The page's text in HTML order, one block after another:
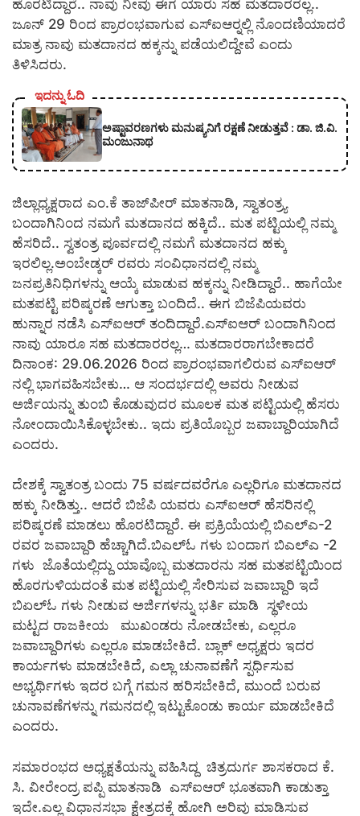
ಹೊರಟಿದ್ದಾರೆ.. ನಾವು ನೀವು ಈಗ ಯಾರು ಸಹ ಮತದಾರರಲ್ಲ..
ಜೂನ್ 29 ರಿಂದ ಪ್ರಾರಂಭವಾಗುವ ಎಸ್‍ಐಆರ್‍ನಲ್ಲಿ ನೊಂದಣಿಯಾದರೆ
ಮಾತ್ರ ನಾವು ಮತದಾನದ ಹಕ್ಕನ್ನು ಪಡೆಯಲಿದ್ದೇವೆ ಎಂದು
ತಿಳಿಸಿದರು.
ಇದನ್ನು ಓದಿ
ಅಷ್ಟಾವರಣಗಳು ಮನುಷ್ಯನಿಗೆ ರಕ್ಷಣೆ ನೀಡುತ್ತವೆ : ಡಾ. ಜಿ.ವಿ.
ಮಂಜುನಾಥ
ಜಿಲ್ಲಾಧ್ಯಕ್ಷರಾದ ಎಂ.ಕೆ ತಾಜ್‍ಪೀರ್ ಮಾತನಾಡಿ, ಸ್ವಾತಂತ್ರ್ಯ
ಬಂದಾಗಿನಿಂದ ನಮಗೆ ಮತದಾನದ ಹಕ್ಕಿದೆ.. ಮತ ಪಟ್ಟಿಯಲ್ಲಿ ನಮ್ಮ
ಹೆಸರಿದೆ.. ಸ್ವತಂತ್ರ ಪೂರ್ವದಲ್ಲಿ ನಮಗೆ ಮತದಾನದ ಹಕ್ಕು
ಇರಲಿಲ್ಲ.ಅಂಬೇಡ್ಕರ್ ರವರು ಸಂವಿಧಾನದಲ್ಲಿ ನಮ್ಮ
ಜನಪ್ರತಿನಿಧಿಗಳನ್ನು ಆಯ್ಕೆ ಮಾಡುವ ಹಕ್ಕನ್ನು ನೀಡಿದ್ದಾರೆ.. ಹಾಗೆಯೇ
ಮತಪಟ್ಟಿ ಪರಿಷ್ಕರಣೆ ಆಗುತ್ತಾ ಬಂದಿದೆ.. ಈಗ ಬಿಜೆಪಿಯವರು
ಹುನ್ನಾರ ನಡೆಸಿ ಎಸ್‍ಐಆರ್ ತಂದಿದ್ದಾರೆ.ಎಸ್‍ಐಆರ್ ಬಂದಾಗಿನಿಂದ
ನಾವು ಯಾರೂ ಸಹ ಮತದಾರರಲ್ಲ… ಮತದಾರರಾಗಬೇಕಾದರೆ
ದಿನಾಂಕ: 29.06.2026 ರಿಂದ ಪ್ರಾರಂಭವಾಗಲಿರುವ ಎಸ್‍ಐಆರ್
ನಲ್ಲಿ ಭಾಗವಹಿಸಬೇಕು… ಆ ಸಂದರ್ಭದಲ್ಲಿ ಅವರು ನೀಡುವ
ಅರ್ಜಿಯನ್ನು ತುಂಬಿ ಕೊಡುವುದರ ಮೂಲಕ ಮತ ಪಟ್ಟಿಯಲ್ಲಿ ಹೆಸರು
ನೋಂದಾಯಿಸಿಕೊಳ್ಳಬೇಕು.. ಇದು ಪ್ರತಿಯೊಬ್ಬರ ಜವಾಬ್ದಾರಿಯಾಗಿದೆ
ಎಂದರು.
ದೇಶಕ್ಕೆ ಸ್ವಾತಂತ್ರ ಬಂದು 75 ವರ್ಷದವರೆಗೂ ಎಲ್ಲರಿಗೂ ಮತದಾನದ
ಹಕ್ಕು ನೀಡಿತ್ತು.. ಆದರೆ ಬಿಜೆಪಿ ಯವರು ಎಸ್‍ಐಆರ್ ಹೆಸರಿನಲ್ಲಿ
ಪರಿಷ್ಕರಣೆ ಮಾಡಲು ಹೊರಟಿದ್ದಾರೆ. ಈ ಪ್ರಕ್ರಿಯೆಯಲ್ಲಿ ಬಿಎಲ್‍ಎ-2
ರವರ ಜವಾಬ್ದಾರಿ ಹೆಚ್ಚಾಗಿದೆ.ಬಿಎಲ್‍ಓ ಗಳು ಬಂದಾಗ ಬಿಎಲ್‍ಎ -2
ಗಳು ಜೊತೆಯಲ್ಲಿದ್ದು ಯಾವೊಬ್ಬ ಮತದಾರನು ಸಹ ಮತಪಟ್ಟಿಯಿಂದ
ಹೊರಗುಳಿಯದಂತೆ ಮತ ಪಟ್ಟಿಯಲ್ಲಿ ಸೇರಿಸುವ ಜವಾಬ್ದಾರಿ ಇದೆ
ಬಿಏಲ್‍ಓ ಗಳು ನೀಡುವ ಅರ್ಜಿಗಳನ್ನು ಭರ್ತಿ ಮಾಡಿ ಸ್ಥಳೀಯ
ಮಟ್ಟದ ರಾಜಕೀಯ ಮುಖಂಡರು ನೋಡಬೇಕು, ಎಲ್ಲರೂ
ಜವಾಬ್ದಾರಿಗಳು ಎಲ್ಲರೂ ಮಾಡಬೇಕಿದೆ. ಬ್ಲಾಕ್ ಅಧ್ಯಕ್ಷರು ಇದರ
ಕಾರ್ಯಗಳು ಮಾಡಬೇಕಿದೆ, ಎಲ್ಲಾ ಚುನಾವಣೆಗೆ ಸ್ಪರ್ಧಿಸುವ
ಅಭ್ಯರ್ಥಿಗಳು ಇದರ ಬಗ್ಗೆ ಗಮನ ಹರಿಸಬೇಕಿದೆ, ಮುಂದೆ ಬರುವ
ಚುನಾವಣೆಗಳನ್ನು ಗಮನದಲ್ಲಿ ಇಟ್ಟುಕೊಂಡು ಕಾರ್ಯ ಮಾಡಬೇಕಿದೆ
ಎಂದರು.
ಸಮಾರಂಭದ ಅಧ್ಯಕ್ಷತೆಯನ್ನು ವಹಿಸಿದ್ದ ಚಿತ್ರದುರ್ಗ ಶಾಸಕರಾದ ಕೆ.
ಸಿ. ವೀರೇಂದ್ರ ಪಪ್ಪಿ ಮಾತನಾಡಿ ಎಸ್‍ಐಆರ್ ಭೂತವಾಗಿ ಕಾಡುತ್ತಾ
ಇದೇ.ಎಲ್ಲ ವಿಧಾನಸಭಾ ಕ್ಷೇತ್ರದಕ್ಕೆ ಹೋಗಿ ಅರಿವು ಮಾಡಿಸುವ